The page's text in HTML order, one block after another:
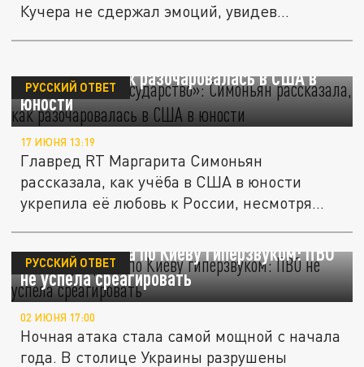
Кучера не сдержал эмоций, увидев...
рассказала, как разочаровалась в США в
юности
РУССКИЙ ОТВЕТ
17 ИЮНЯ 13:19
Главред RT Маргарита Симоньян
рассказала, как учёба в США в юности
укрепила её любовь к России, несмотря
Россия ударила по Киеву гиперзвуком: ПВО
не успела среагировать
РУССКИЙ ОТВЕТ
02 ИЮНЯ 17:00
Ночная атака стала самой мощной с начала
года. В столице Украины разрушены